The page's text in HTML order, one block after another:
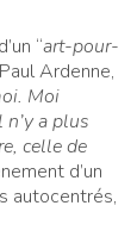
“art-pour-
Ardenne,
Moi
n’y a plus
celle de
d’un
autocentrés,